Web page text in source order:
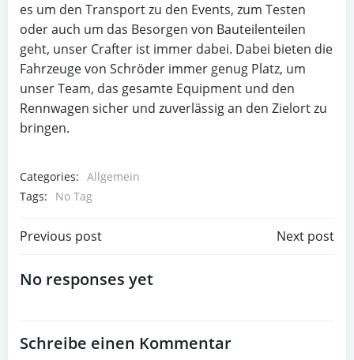
es um den Transport zu den Events, zum Testen
oder auch um das Besorgen von Bauteilenteilen
geht, unser Crafter ist immer dabei. Dabei bieten die
Fahrzeuge von Schröder immer genug Platz, um
unser Team, das gesamte Equipment und den
Rennwagen sicher und zuverlässig an den Zielort zu
bringen.
Categories: Allgemein
Tags:
No Tag
Post
navigation
Previous post Next post
No responses yet
Schreibe einen Kommentar